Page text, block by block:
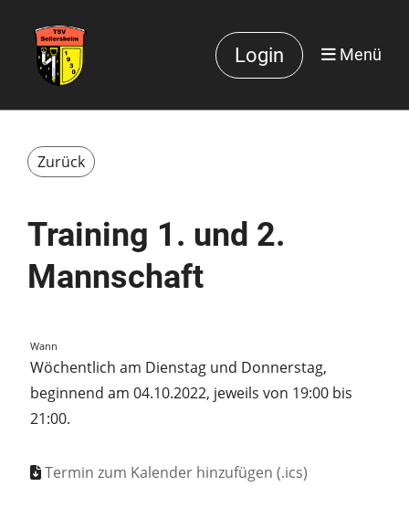
Login Menü
Zurück
Training 1. und 2.
Mannschaft
Wann
Wöchentlich am Dienstag und Donnerstag,
beginnend am 04.10.2022, jeweils von 19:00 bis
21:00.
Termin zum Kalender hinzufügen (.ics)